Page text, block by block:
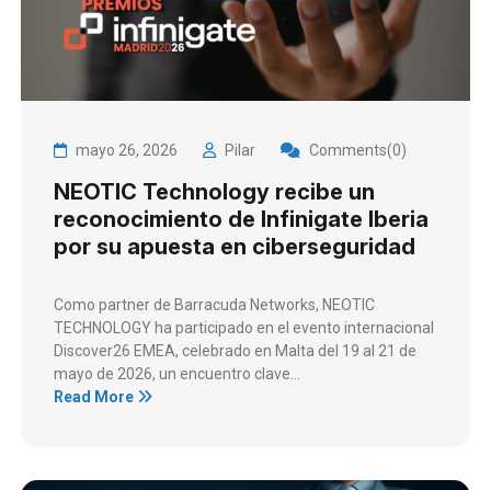
mayo 26, 2026 Pilar Comments(0)
NEOTIC Technology recibe un
reconocimiento de Infinigate Iberia
por su apuesta en ciberseguridad
Como partner de Barracuda Networks, NEOTIC
TECHNOLOGY ha participado en el evento internacional
Discover26 EMEA, celebrado en Malta del 19 al 21 de
mayo de 2026, un encuentro clave...
Read More